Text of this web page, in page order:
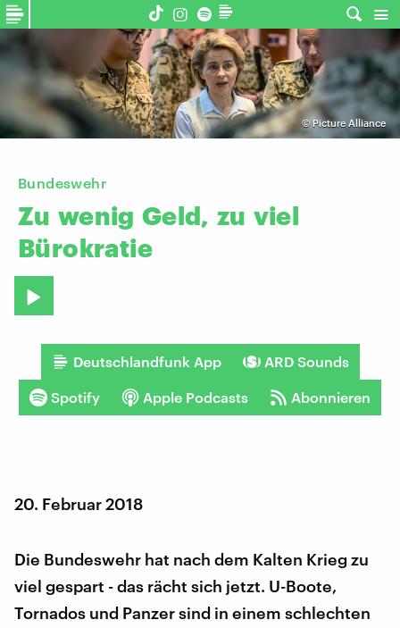
© Picture Alliance
Bundeswehr
Zu wenig Geld, zu viel
Bürokratie
Deutschlandfunk App ARD Sounds
Spotify Apple Podcasts Abonnieren
20. Februar 2018
Die Bundeswehr hat nach dem Kalten Krieg zu
viel gespart - das rächt sich jetzt. U-Boote,
Tornados und Panzer sind in einem schlechten